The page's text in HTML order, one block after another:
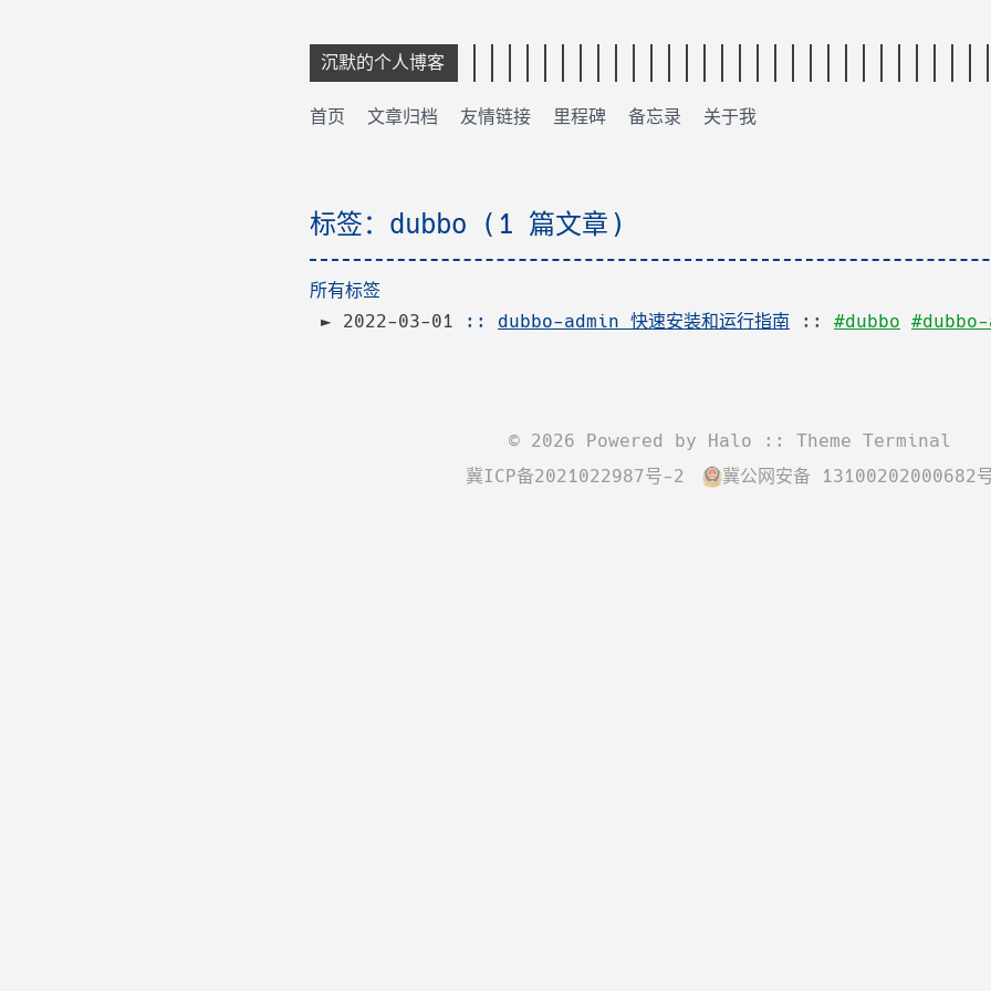
沉默的个人博客
首页 文章归档 友情链接 里程碑 备忘录 关于我
标签：dubbo (1 篇文章)
所有标签
2022-03-01 :: dubbo-admin 快速安装和运行指南 :: #dubbo
© 2026 Powered by Halo :: Theme Terminal
冀ICP备2021022987号-2
冀公网安备 13100202000682